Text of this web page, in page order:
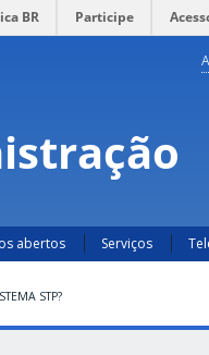
BR Participe
abertos Serviços
STP?